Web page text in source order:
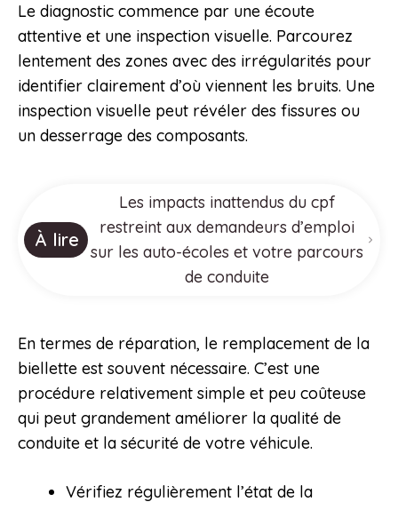
Le diagnostic commence par une écoute
attentive et une inspection visuelle. Parcourez
lentement des zones avec des irrégularités pour
identifier clairement d’où viennent les bruits. Une
inspection visuelle peut révéler des fissures ou
un desserrage des composants.
À lire
Les impacts inattendus du cpf
restreint aux demandeurs d’emploi
sur les auto-écoles et votre parcours
de conduite
En termes de réparation, le remplacement de la
biellette est souvent nécessaire. C’est une
procédure relativement simple et peu coûteuse
qui peut grandement améliorer la qualité de
conduite et la sécurité de votre véhicule.
Vérifiez régulièrement l’état de la